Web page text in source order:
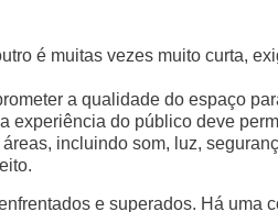
é muitas vezes muito curta,
a qualidade do espaço
experiência do público deve
incluindo som, luz,
e superados. Há uma